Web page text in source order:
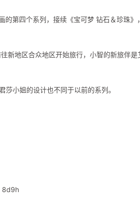
的第四个系列，接续《宝可梦 钻石＆珍珠》
新地区合众地区开始旅行，小智的新旅伴是
小姐的设计也不同于以前的系列。
8d9h